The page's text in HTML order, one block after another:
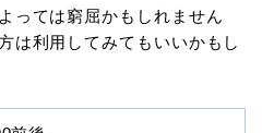
っては窮屈かもしれません
は利用してみてもいいかもし